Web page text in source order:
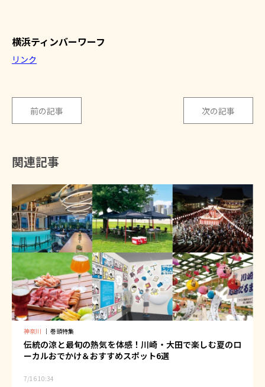
横浜ティンバーワーフ
リンク
前の記事 次の記事
関連記事
神奈川 ｜ 巻頭特集
伝統の涼と最旬の熱気を体感！川崎・大田で楽しむ夏のロ
ーカルおでかけ＆おすすめスポット6選
7/16 10:34